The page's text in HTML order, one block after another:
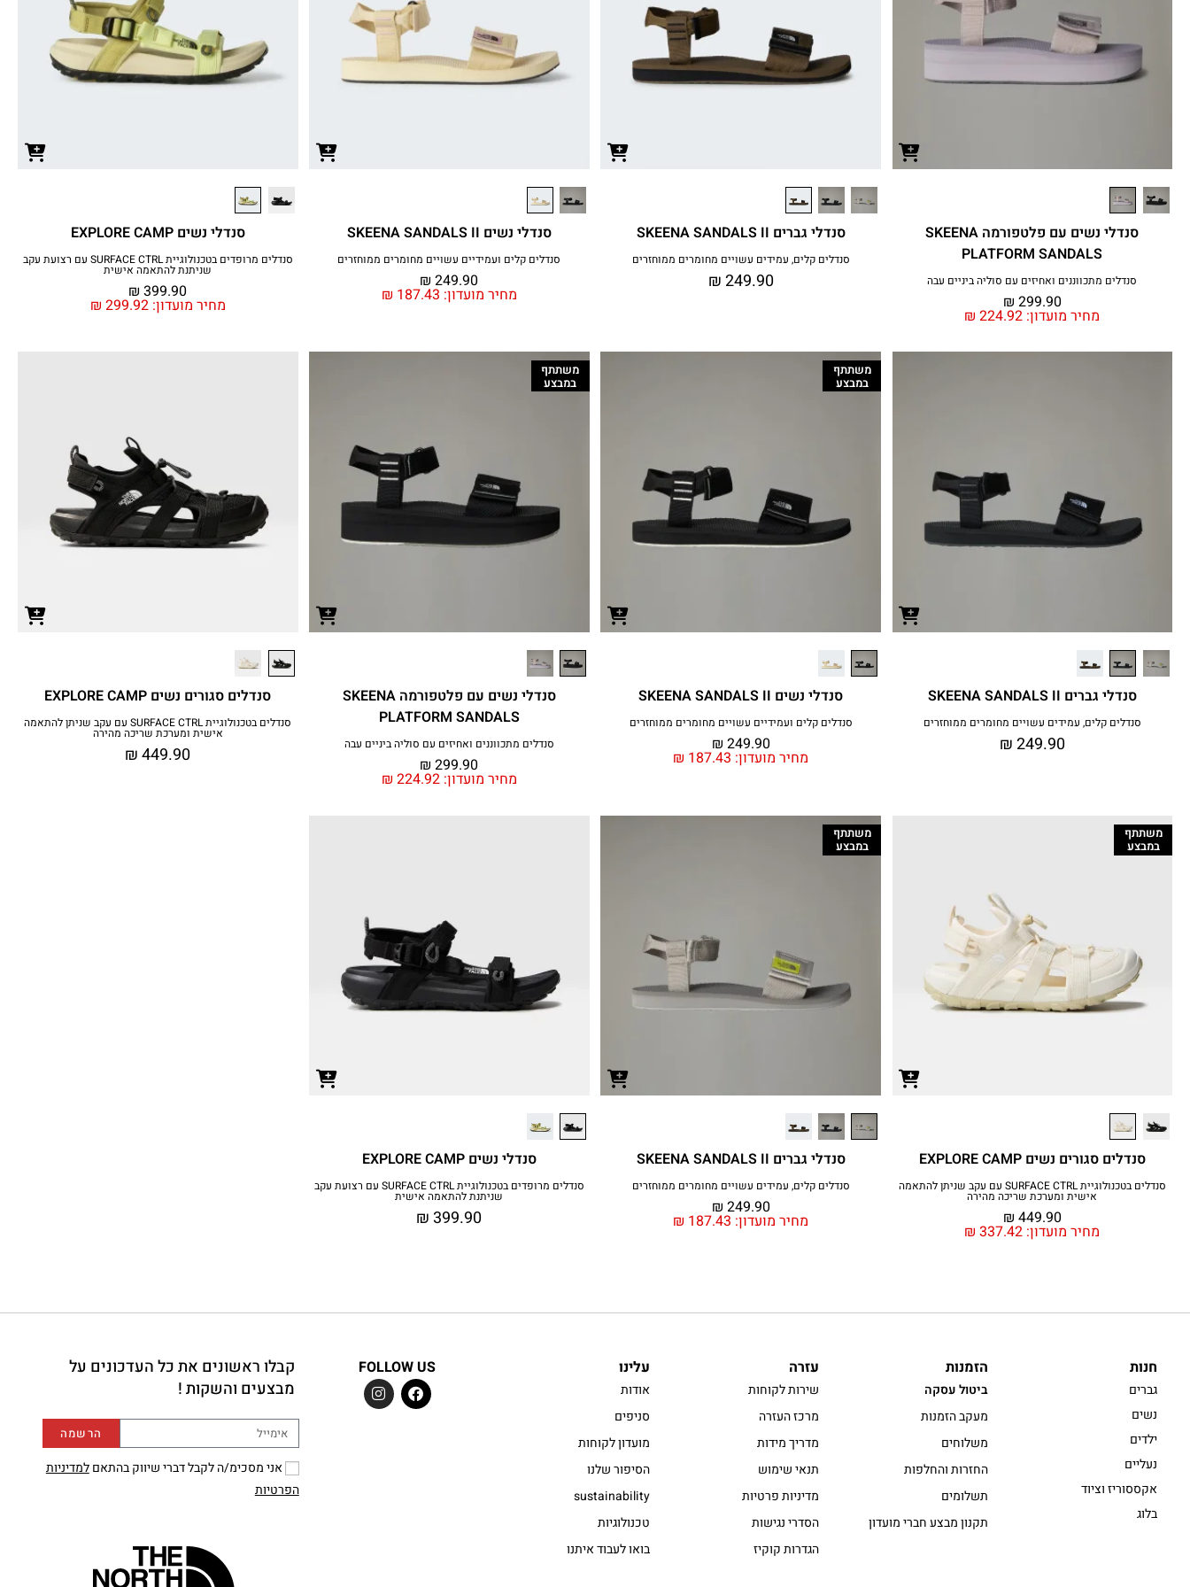
סנדלי נשים עם פלטפורמה SKEENA
PLATFORM SANDALS
סנדלים מתכווננים ואחיזים עם סוליה ביניים עבה
מחיר מועדון: ₪ 224.92
₪ 299.90
סנדלי גברים SKEENA SANDALS II
סנדלים קלים, עמידים עשויים מחומרים ממוחזרים
₪249.90
סנדלי נשים SKEENA SANDALS II
סנדלים קלים ועמידיים עשויים מחומרים ממוחזרים
מחיר מועדון: ₪ 187.43
₪ 249.90
סנדלי נשים EXPLORE CAMP
סנדלים מרופדים בטכנולוגיית SURFACE CTRL עם רצועת עקב
שניתנת להתאמה אישית
מחיר מועדון: ₪ 299.92
₪ 399.90
סנדלי גברים SKEENA SANDALS II
סנדלים קלים, עמידים עשויים מחומרים ממוחזרים
₪249.90
משתתף
במבצע
סנדלי נשים SKEENA SANDALS II
סנדלים קלים ועמידיים עשויים מחומרים ממוחזרים
מחיר מועדון: ₪ 187.43
₪ 249.90
משתתף
במבצע
סנדלי נשים עם פלטפורמה SKEENA
PLATFORM SANDALS
סנדלים מתכווננים ואחיזים עם סוליה ביניים עבה
מחיר מועדון: ₪ 224.92
₪ 299.90
סנדלים סגורים נשים EXPLORE CAMP
סנדלים בטכנולוגיית SURFACE CTRL עם עקב שניתן להתאמה
אישית ומערכת שריכה מהירה
₪449.90
משתתף
במבצע
סנדלים סגורים נשים EXPLORE CAMP
סנדלים בטכנולוגיית SURFACE CTRL עם עקב שניתן להתאמה
אישית ומערכת שריכה מהירה
מחיר מועדון: ₪ 337.42
₪ 449.90
משתתף
במבצע
סנדלי גברים SKEENA SANDALS II
סנדלים קלים, עמידים עשויים מחומרים ממוחזרים
מחיר מועדון: ₪ 187.43
₪ 249.90
סנדלי נשים EXPLORE CAMP
סנדלים מרופדים בטכנולוגיית SURFACE CTRL עם רצועת עקב
שניתנת להתאמה אישית
₪ 399.90
חנות
גברים
נשים
ילדים
נעליים
אקססוריז וציוד
בלוג
הזמנות
ביטול עסקה
מעקב הזמנות
משלוחים
החזרות והחלפות
תשלומים
תקנון מבצע חברי מועדון
עזרה
שירות לקוחות
מרכז העזרה
מדריך מידות
תנאי שימוש
מדיניות פרטיות
הסדרי נגישות
הגדרות קוקיז
עלינו
אודות
סניפים
מועדון לקוחות
הסיפור שלנו
sustainability
טכנולוגיות
בואו לעבוד איתנו
FOLLOW US
קבלו ראשונים את כל העדכונים על
מבצעים והשקות !
אני מסכימ/ה לקבל דברי שיווק בהתאםלמדיניות
הפרטיות
הרשמה